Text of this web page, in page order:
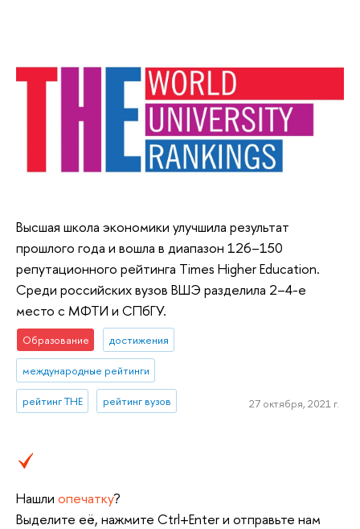
Высшая школа экономики улучшила результат
прошлого года и вошла в диапазон 126–150
репутационного рейтинга Times Higher Education.
Среди российских вузов ВШЭ разделила 2–4-е
место с МФТИ и СПбГУ.
Образование достижения
международные рейтинги
рейтинг THE рейтинг вузов 27 октября, 2021 г.
Нашли опечатку?
Выделите её, нажмите Ctrl+Enter и отправьте нам